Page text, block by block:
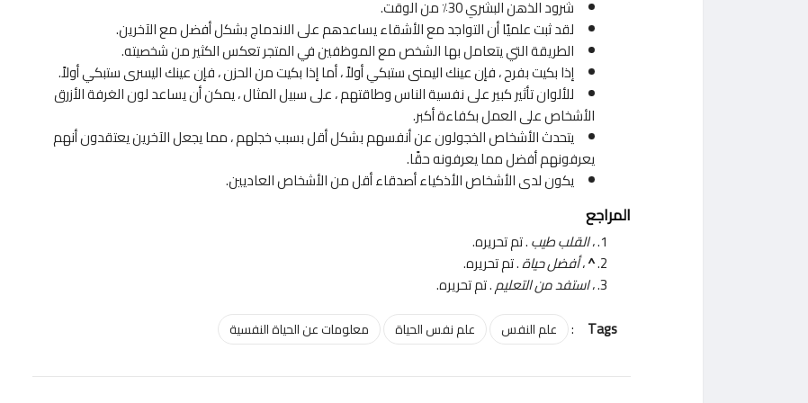
شرود الذهن البشري 30٪ من الوقت.
لقد ثبت علميًا أن التواجد مع الأشقاء يساعدهم على الاندماج بشكل أفضل مع الآخرين.
الطريقة التي يتعامل بها الشخص مع الموظفين في المتجر تعكس الكثير من شخصيته.
إذا بكيت بفرح ، فإن عينك اليمنى ستبكي أولاً ، أما إذا بكيت من الحزن ، فإن عينك اليسرى ستبكي أولاً.
للألوان تأثير كبير على نفسية الناس وطاقتهم ، على سبيل المثال ، يمكن أن يساعد لون الغرفة الأزرق
الأشخاص على العمل بكفاءة أكبر.
يتحدث الأشخاص الخجولون عن أنفسهم بشكل أقل بسبب خجلهم ، مما يجعل الآخرين يعتقدون أنهم
يعرفونهم أفضل مما يعرفونه حقًا.
يكون لدى الأشخاص الأذكياء أصدقاء أقل من الأشخاص العاديين.
المراجع
،القلب طيب. تم تحريره.
^،أفضل حياة. تم تحريره.
،استفد من التعليم. تم تحريره.
Tags
: علم النفس علم نفس الحياة معلومات عن الحياة النفسية